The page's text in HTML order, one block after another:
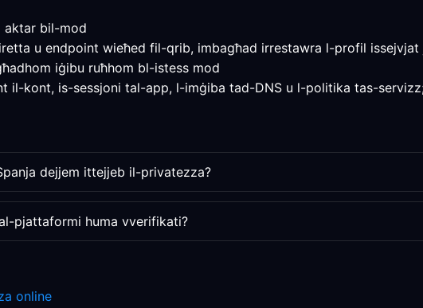
aktar bil-mod
u endpoint wieħed fil-qrib, imbagħad irrestawra l-profil
iġibu ruħhom bl-istess mod
il-kont, is-sessjoni tal-app, l-imġiba tad-DNS u l-politika tas-
dejjem ittejjeb il-privatezza?
pjattaformi huma vverifikati?
online